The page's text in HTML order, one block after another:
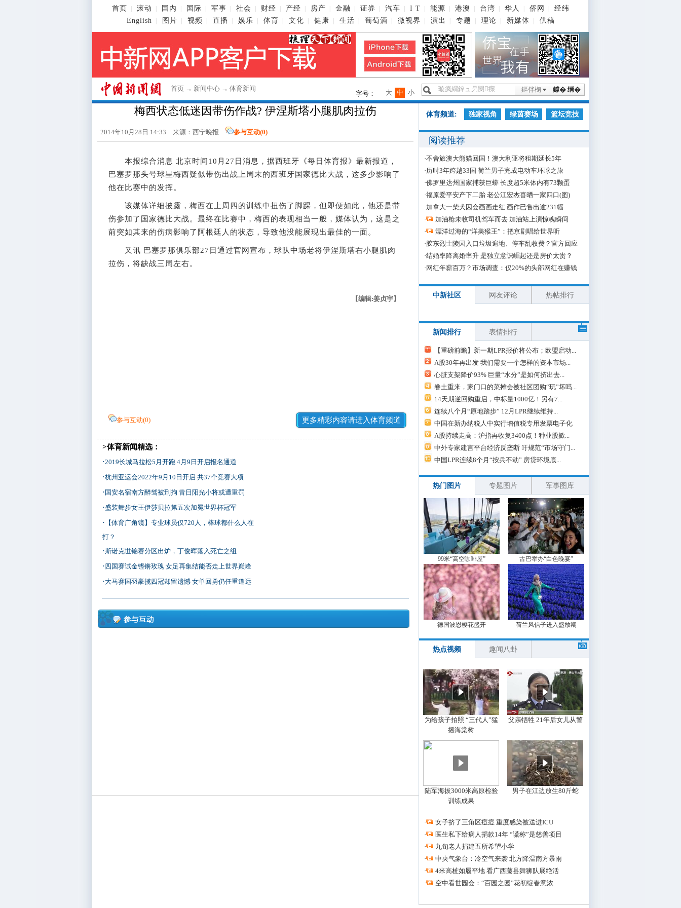
首页 滚动 国内 国际 军事 社会 财经 产经 房产 金融 证券 汽车 I T 能源 港澳 台湾 华人 侨网
经纬
English
图片 视频 直播 娱乐 体育 文化 健康 生活 葡萄酒 微视界 演出 专题 理论 新媒体 供稿
首页 → 新闻中心 → 体育新闻 鎼� 绱�
鏂伴椈
字号： 小
中
大
梅西状态低迷因带伤作战? 伊涅斯塔小腿肌肉拉伤
2014年10月28日 14:33 来源：西宁晚报 参与互动(0)
本报综合消息 北京时间10月27日消息，据西班牙《每日体育报》最新报道，
巴塞罗那头号球星梅西疑似带伤出战上周末的西班牙国家德比大战，这多少影响了
他在比赛中的发挥。
该媒体详细披露，梅西在上周四的训练中扭伤了脚踝，但即便如此，他还是带
伤参加了国家德比大战。最终在比赛中，梅西的表现相当一般，媒体认为，这是之
前突如其来的伤病影响了阿根廷人的状态，导致他没能展现出最佳的一面。
又讯 巴塞罗那俱乐部27日通过官网宣布，球队中场老将伊涅斯塔右小腿肌肉
拉伤，将缺战三周左右。
【编辑:姜贞宇】
参与互动(0) 更多精彩内容请进入体育频道
>体育新闻精选：
·2019长城马拉松5月开跑 4月9日开启报名通道
·杭州亚运会2022年9月10日开启 共37个竞赛大项
·国安名宿南方醉驾被刑拘 昔日阳光小将或遭重罚
·盛装舞步女王伊莎贝拉第五次加冕世界杯冠军
· 【体育广角镜】专业球员仅720人，棒球都什么人在
打？
·斯诺克世锦赛分区出炉，丁俊晖落入死亡之组
·四国赛试金铿锵玫瑰 女足再集结能否走上世界巅峰
·大马赛国羽豪揽四冠却留遗憾 女单回勇仍任重道远
体育频道: 独家视角 绿茵赛场 篮坛竞技
阅读推荐
·不舍旅澳大熊猫回国！澳大利亚将租期延长5年
·历时3年跨越33国 荷兰男子完成电动车环球之旅
·佛罗里达州国家捕获巨蟒 长度超5米体内有73颗蛋
·福原爱平安产下二胎 老公江宏杰喜晒一家四口(图)
·加拿大一柴犬因会画画走红 画作已售出逾231幅
·
加油枪未收司机驾车而去 加油站上演惊魂瞬间
·
漂洋过海的“洋美猴王”：把京剧唱给世界听
·胶东烈士陵园入口垃圾遍地、停车乱收费？官方回应
·结婚率降离婚率升 是独立意识崛起还是房价太贵？
· 网红年薪百万？市场调查：仅20%的头部网红在赚钱
中新社区 网友评论 热帖排行
新闻排行 表情排行
【重磅前瞻】新一期LPR报价将公布；欧盟启动...
A股30年再出发 我们需要一个怎样的资本市场...
心脏支架降价93% 巨量“水分”是如何挤出去...
卷土重来，家门口的菜摊会被社区团购“玩”坏吗...
14天期逆回购重启，中标量1000亿！另有7...
连续八个月“原地踏步” 12月LPR继续维持...
中国在新办纳税人中实行增值税专用发票电子化
A股持续走高：沪指再收复3400点！种业股掀...
中外专家建言平台经济反垄断 吁规范“市场守门...
中国LPR连续8个月“按兵不动” 房贷环境底...
热门图片 专题图片 军事图库
99米“高空咖啡屋” 古巴举办“白色晚宴”
德国波恩樱花盛开 荷兰风信子进入盛放期
热点视频 趣闻八卦
为给孩子拍照 “三代人”猛
摇海棠树
父亲牺牲 21年后女儿从警
陆军海拔3000米高原检验
训练成果
男子在江边放生80斤蛇
·
女子挤了三角区痘痘 重度感染被送进ICU
·
医生私下给病人捐款14年 “谎称”是慈善项目
·
九旬老人捐建五所希望小学
·
中央气象台：冷空气来袭 北方降温南方暴雨
·
4米高桩如履平地 看广西藤县舞狮队展绝活
·
空中看世园会：“百园之园”花初绽春意浓